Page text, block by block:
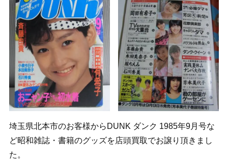
埼玉県北本市のお客様からDUNK ダンク 1985年9月号な
ど昭和雑誌・書籍のグッズを店頭買取でお譲り頂きまし
た。